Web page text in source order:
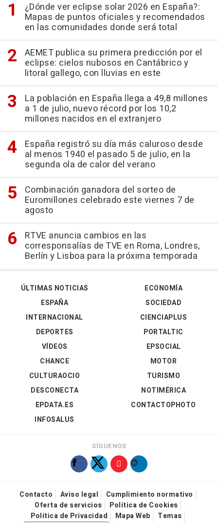
¿Dónde ver eclipse solar 2026 en España?:
Mapas de puntos oficiales y recomendados
en las comunidades donde será total
AEMET publica su primera predicción por el
eclipse: cielos nubosos en Cantábrico y
litoral gallego, con lluvias en este
La población en España llega a 49,8 millones
a 1 de julio, nuevo récord por los 10,2
millones nacidos en el extranjero
España registró su día más caluroso desde
al menos 1940 el pasado 5 de julio, en la
segunda ola de calor del verano
Combinación ganadora del sorteo de
Euromillones celebrado este viernes 7 de
agosto
RTVE anuncia cambios en las
corresponsalías de TVE en Roma, Londres,
Berlín y Lisboa para la próxima temporada
ÚLTIMAS NOTICIAS
ESPAÑA
INTERNACIONAL
DEPORTES
VÍDEOS
ECONOMÍA
SOCIEDAD
CIENCIAPLUS
PORTALTIC
EPSOCIAL
CHANCE
CULTURAOCIO
DESCONECTA
EPDATA.ES
INFOSALUS
MOTOR
TURISMO
NOTIMÉRICA
CONTACTOPHOTO
SÍGUENOS
Contacto Aviso legal
Cumplimiento normativo
Oferta de servicios
Política de Cookies
Política de Privacidad
Mapa Web
Temas